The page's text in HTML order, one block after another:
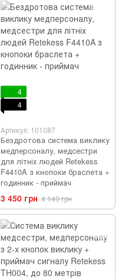
4
4
Артикул: 101087
Бездротова система виклику
медперсоналу, медсестри
для літніх людей Retekess
F4410A з кнопоки браслета +
годинник - приймач
3 450 грн 4 140 грн